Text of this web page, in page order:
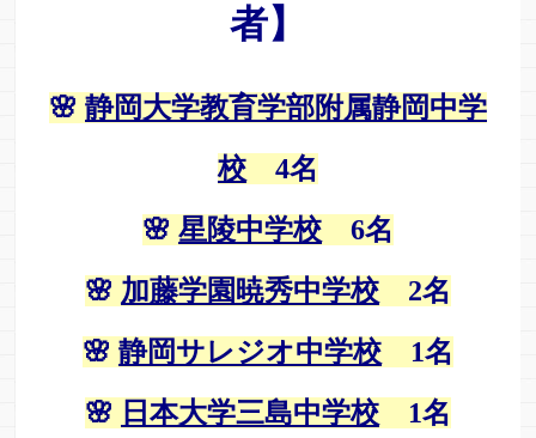
者】
🌸 静岡大学教育学部附属静岡中学
校 4名
🌸 星陵中学校 6名
🌸 加藤学園暁秀中学校 2名
🌸 静岡サレジオ中学校 1名
🌸 日本大学三島中学校 1名